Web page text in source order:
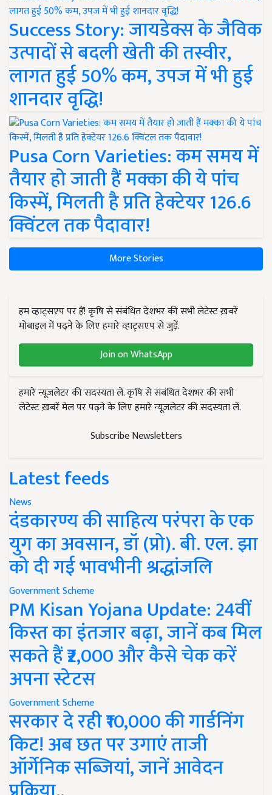
Success Story: जायडेक्स के जैविक
उत्पादों से बदली खेती की तस्वीर,
लागत हुई 50% कम, उपज में भी हुई
शानदार वृद्धि!
Pusa Corn Varieties: कम समय में
तैयार हो जाती हैं मक्का की ये पांच
किस्में, मिलती है प्रति हेक्टेयर 126.6
क्विंटल तक पैदावार!
More Stories
हम व्हाट्सएप पर हैं! कृषि से संबंधित देशभर की सभी लेटेस्ट ख़बरें
मोबाइल में पढ़ने के लिए हमारे व्हाट्सएप से जुड़ें.
Join on WhatsApp
हमारे न्यूज़लेटर की सदस्यता लें. कृषि से संबंधित देशभर की सभी
लेटेस्ट ख़बरें मेल पर पढ़ने के लिए हमारे न्यूज़लेटर की सदस्यता लें.
Subscribe Newsletters
Latest feeds
News
दंडकारण्य की साहित्य परंपरा के एक
युग का अवसान, डॉ (प्रो). बी. एल. झा
को दी गई भावभीनी श्रद्धांजलि
Government Scheme
PM Kisan Yojana Update: 24वीं
किस्त का इंतजार बढ़ा, जानें कब मिल
सकते हैं ₹2,000 और कैसे चेक करें
अपना स्टेटस
Government Scheme
सरकार दे रही ₹10,000 की गार्डनिंग
किट! अब छत पर उगाएं ताजी
ऑर्गेनिक सब्जियां, जानें आवेदन